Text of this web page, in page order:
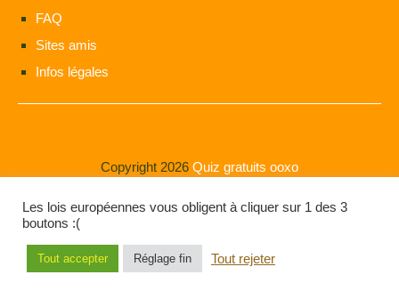
FAQ
Sites amis
Infos légales
Copyright 2026 Quiz gratuits ooxo
Les lois européennes vous obligent à cliquer sur 1 des 3
boutons :(
Tout accepter Réglage fin Tout rejeter